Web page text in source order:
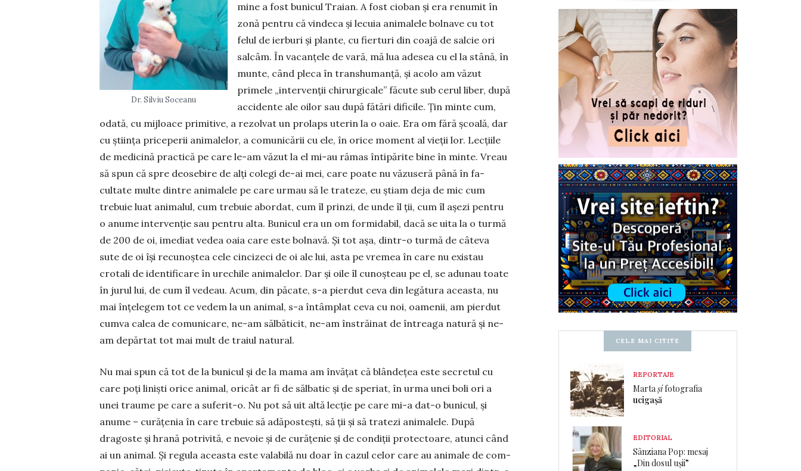
Dr. Silviu Soceanu
mine a fost bunicul Traian. A fost cioban și era renumit în
zonă pentru că vindeca și lecuia animalele bolnave cu tot
felul de ierburi și plante, cu fierturi din coajă de salcie ori
salcâm. În vacanțele de vară, mă lua ade­sea cu el la stână, în
munte, când pleca în trans­humanță, și acolo am văzut
primele „intervenții chirurgicale” făcute sub cerul liber, după
accidente ale oilor sau după fătări dificile. Țin minte cum,
odată, cu mijloace pri­mi­tive, a rezolvat un prolaps uterin la o oaie. Era om fără școală, dar
cu știința priceperii animalelor, a comunicării cu ele, în orice moment al vieții lor. Lecțiile
de medicină practică pe care le-am văzut la el mi-au rămas întipărite bine în minte. Vreau
să spun că spre deosebire de alți colegi de-ai mei, care poate nu văzuseră până în fa­
cultate multe dintre animalele pe care urmau să le trateze, eu știam deja de mic cum
trebuie luat ani­malul, cum trebuie abordat, cum îl prinzi, de unde îl ții, cum îl așezi pentru
o anume inter­ven­ție sau pentru alta. Bunicul era un om formidabil, dacă se uita la o turmă
de 200 de oi, imediat vedea oaia care este bol­na­vă. Și tot așa, dintr-o turmă de câteva
sute de oi își recu­noștea cele cincizeci de oi ale lui, asta pe vremea în care nu existau
crotali de identificare în urechile ani­malelor. Dar și oile îl cunoșteau pe el, se adunau toate
în jurul lui, de cum îl vedeau. Acum, din păcate, s-a pierdut ceva din legătura aceasta, nu
mai înțelegem tot ce vedem la un animal, s-a în­tâmplat ceva cu noi, oamenii, am pierdut
cumva calea de comunicare, ne-am sălbăticit, ne-am în­stră­inat de întreaga natură și ne-
am de­părtat tot mai mult de traiul natural.
Nu mai spun că tot de la bunicul și de la mama am învățat că blândețea este se­cretul cu
care poți liniști orice animal, oricât ar fi de sălbatic și de speriat, în urma unei boli ori a
unei traume pe care a suferit-o. Nu pot să uit altă lecție pe care mi-a dat-o bunicul, și
anume – curățenia în care trebuie să adăpostești, să ții și să tratezi animalele. După
dragoste și hrană potrivită, e nevoie și de curățenie și de condiții protectoare, atunci când
ai un animal. Și regula aceasta este valabilă nu doar în cazul celor care au animale de com­
CELE MAI CITITE
REPORTAJE
Martașifotografia
ucigașă
EDITORIAL
Sânziana Pop: mesaj
„Din dosul ușii”